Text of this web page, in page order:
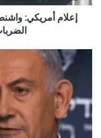
بعد
الضربات
إيران
إعلام أمريكي:
نتنياهو:
سيكون
إيراني
والأيام
المقبلة